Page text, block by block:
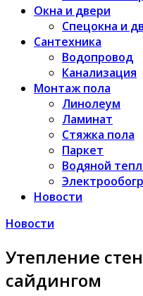
Окна и двери
Спецокна и
Сантехника
Водопровод
Канализация
Монтаж пола
Линолеум
Ламинат
Стяжка пола
Паркет
Водяной
Новости
Новости
Утепление
сайдингом